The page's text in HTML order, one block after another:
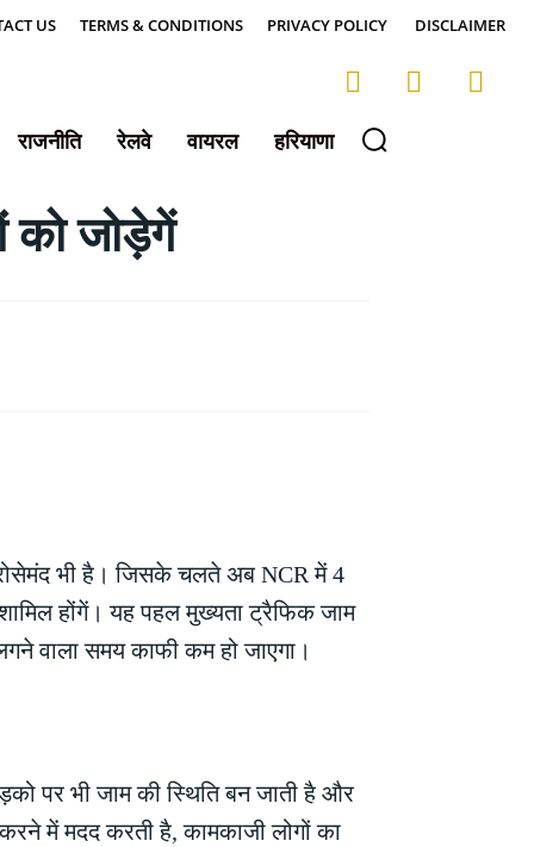
US TERMS & CONDITIONS PRIVACY POLICY DISCLAIMER
राजनीति रेलवे वायरल हरियाणा
को जोड़ेगें
भी है। जिसके चलते अब NCR में 4
होंगें। यह पहल मुख्यता ट्रैफिक जाम
वाला समय काफी कम हो जाएगा।
पर भी जाम की स्थिति बन जाती है और
में मदद करती है, कामकाजी लोगों का